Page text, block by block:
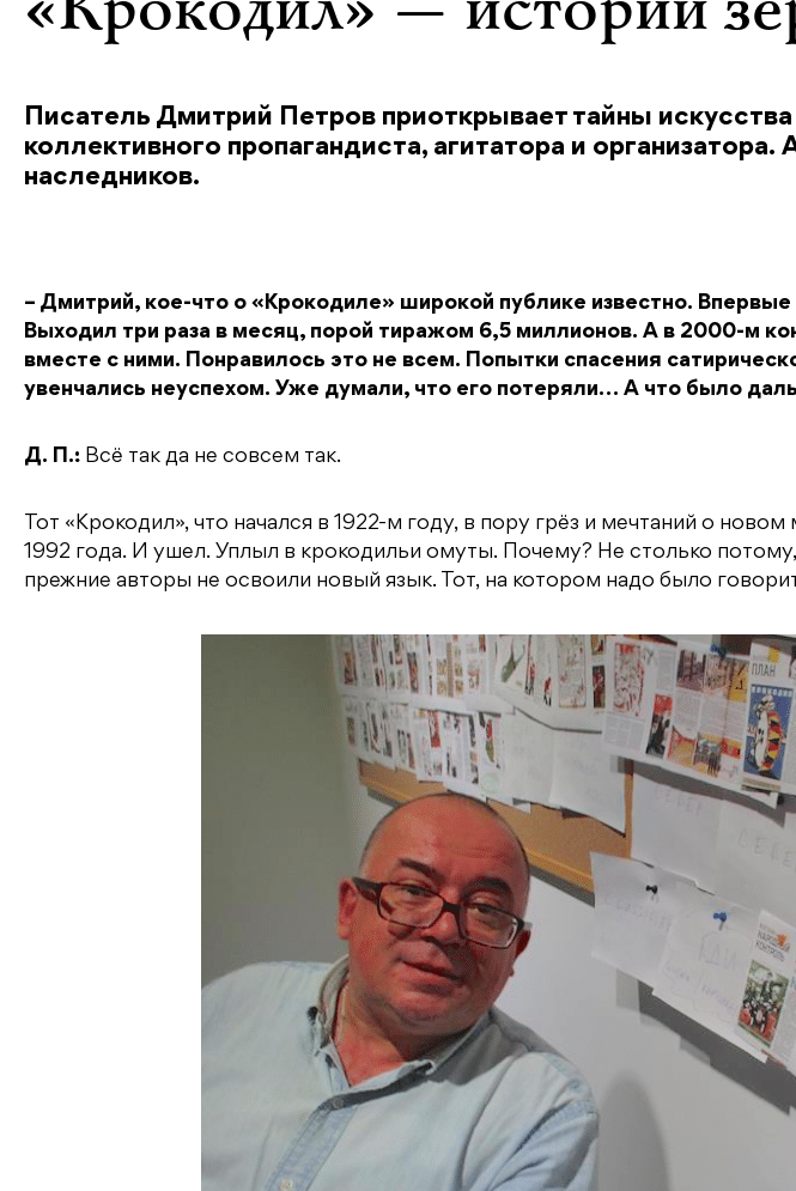
Писатель Дмитрий Петров приоткрывает тайны
коллективного пропагандиста, агитатора и
наследников.
– Дмитрий, кое-что о «Крокодиле» широкой публике известно. Впервые
Выходил три раза в месяц, порой тиражом 6,5 миллионов. А в 2000-м
вместе с ними. Понравилось это не всем. Попытки спасения
увенчались неуспехом. Уже думали, что его потеряли… А что было
Д. П.: Всё так да не совсем так.
Тот «Крокодил», что начался в 1922-м году, в пору грёз и мечтаний о
1992 года. И ушел. Уплыл в крокодильи омуты. Почему? Не столько
прежние авторы не освоили новый язык. Тот, на котором надо было